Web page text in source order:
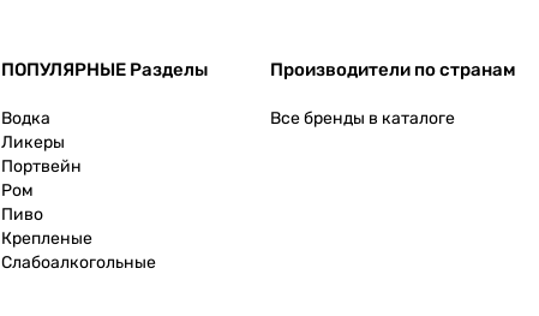
ПОПУЛЯРНЫЕ Разделы
Водка
Ликеры
Портвейн
Ром
Пиво
Крепленые
Слабоалкогольные
Производители по странам
Все бренды в каталоге